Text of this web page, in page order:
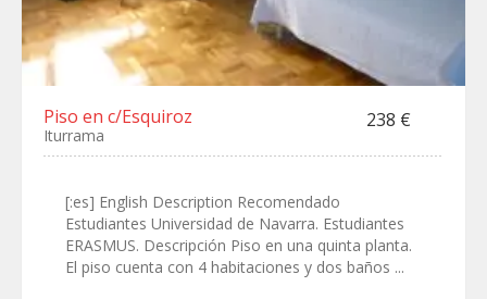
Piso en c/Esquiroz 238 €
Iturrama
[:es] English Description Recomendado
Estudiantes Universidad de Navarra. Estudiantes
ERASMUS. Descripción Piso en una quinta planta.
El piso cuenta con 4 habitaciones y dos baños ...